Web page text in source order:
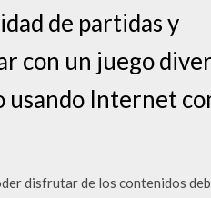
de partidas y
con un juego
usando Internet
disfrutar de los contenidos